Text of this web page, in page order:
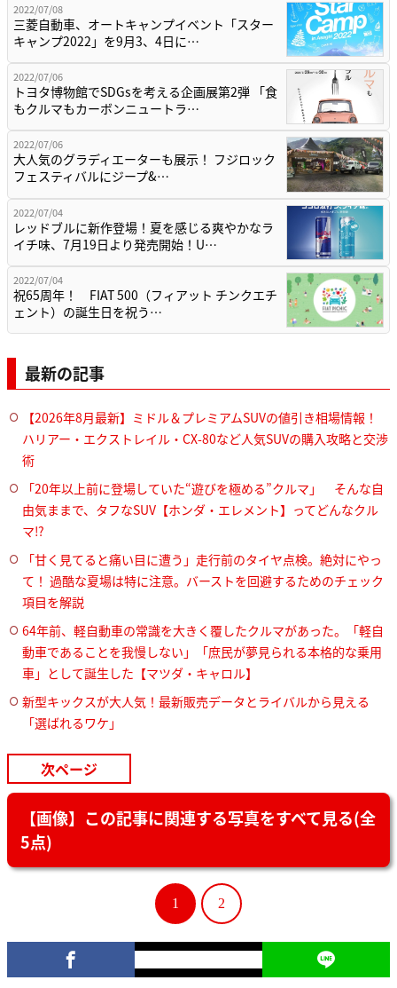
2022/07/08
三菱自動車、オートキャンプイベント「スター
キャンプ2022」を9月3、4日に…
2022/07/06
トヨタ博物館でSDGsを考える企画展第2弾 「食
もクルマもカーボンニュートラ…
2022/07/06
大人気のグラディエーターも展示！ フジロック
フェスティバルにジープ&…
2022/07/04
レッドブルに新作登場！夏を感じる爽やかなラ
イチ味、7月19日より発売開始！U…
2022/07/04
祝65周年！ FIAT 500（フィアット チンクエチ
ェント）の誕生日を祝う…
最新の記事
【2026年8月最新】ミドル＆プレミアムSUVの値引き相場情報！
ハリアー・エクストレイル・CX-80など人気SUVの購入攻略と交渉
術
「20年以上前に登場していた“遊びを極める”クルマ」 そんな自
由気ままで、タフなSUV【ホンダ・エレメント】ってどんなクル
マ⁉︎
「甘く見てると痛い目に遭う」走行前のタイヤ点検。絶対にやっ
て！ 過酷な夏場は特に注意。バーストを回避するためのチェック
項目を解説
64年前、軽自動車の常識を大きく覆したクルマがあった。「軽自
動車であることを我慢しない」「庶民が夢見られる本格的な乗用
車」として誕生した【マツダ・キャロル】
新型キックスが大人気！最新販売データとライバルから見える
「選ばれるワケ」
次ページ
【画像】この記事に関連する写真をすべて見る(全
5点)
1 2